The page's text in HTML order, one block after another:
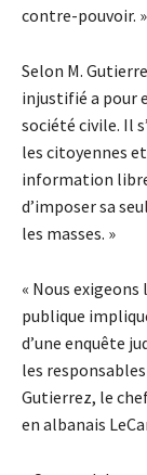
contre-pouvoir. »
Selon M.
injustifié a pour
société civile. Il
les citoyennes et
information
d’imposer sa
les masses. »
« Nous
publique
d’une enquête
les
Gutierrez, le
en albanais